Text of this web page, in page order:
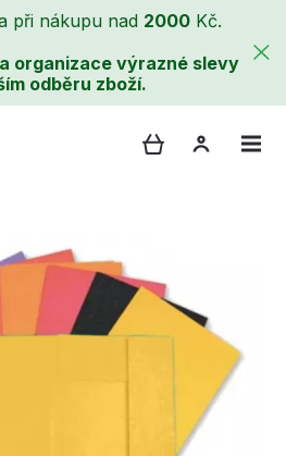
při nákupu nad 2000 Kč.
organizace výrazné slevy
odběru zboží.